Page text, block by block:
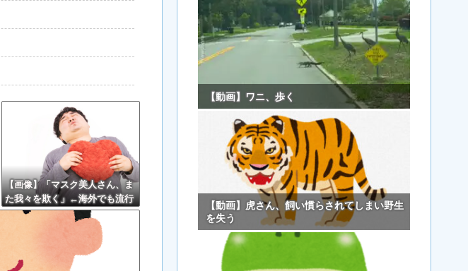
【画像】「マスク美人さん、ま
た我々を欺く」←海外でも流行
りだした結果がこちらw w w w
【動画】ワニ、歩く
【動画】虎さん、飼い慣らされてしまい野生
を失う